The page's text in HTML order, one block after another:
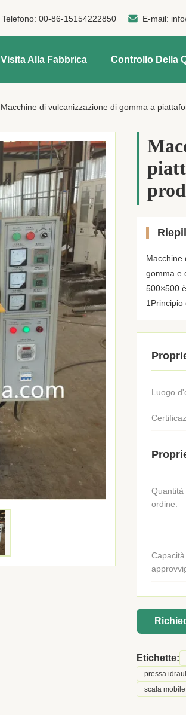
Telefono:00-86-15154222850 E-mail:
Visita Alla Fabbrica Controllo Della
Macchine di vulcanizzazione di gomma a
Macchine
gomma e
500×500
1Principio
Luogo
Quantità
ordine:
Capacità
Etichette:
pressa
scala